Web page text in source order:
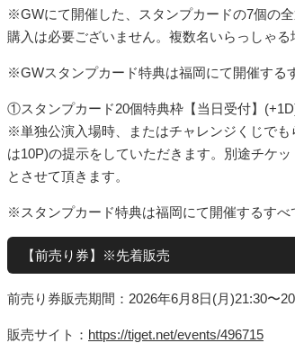
※GWにて開催した、スタンプカードの7個の
購入は必要ございません。複数名いらっしゃ
※GWスタンプカード特典は福岡にて開催する
①スタンプカード20個特典枠【当日受付】
※単独公演入場時、またはチャレンジくじで
は10P)の提示をしていただきます。別途チケ
とさせて頂きます。
※スタンプカード特典は福岡にて開催するすべ
【前売り券】※先着販売
前売り券販売期間：2026年6月8日(月)21:30〜
販売サイト： https://tiget.net/events/496715